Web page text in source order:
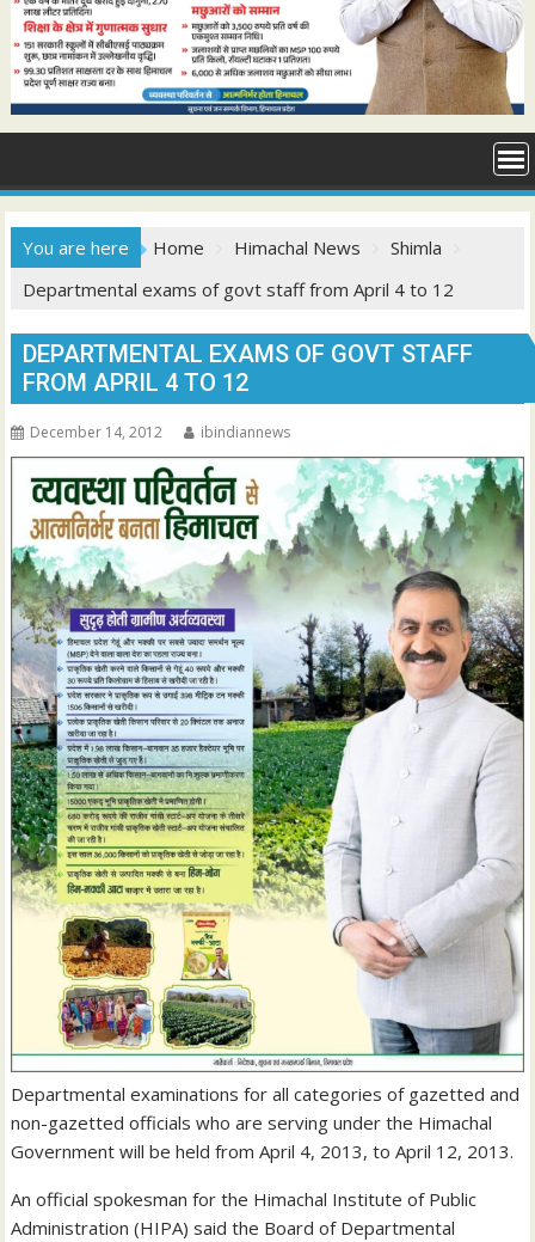
You are here Home Himachal News
Shimla
Departmental exams of govt staff from April 4 to 12
DEPARTMENTAL EXAMS OF GOVT STAFF
FROM APRIL 4 TO 12
December 14, 2012 ibindiannews
Departmental examinations for all categories of gazetted and
non-gazetted officials who are serving under the Himachal
Government will be held from April 4, 2013, to April 12, 2013.
An official spokesman for the Himachal Institute of Public
Administration (HIPA) said the Board of Departmental